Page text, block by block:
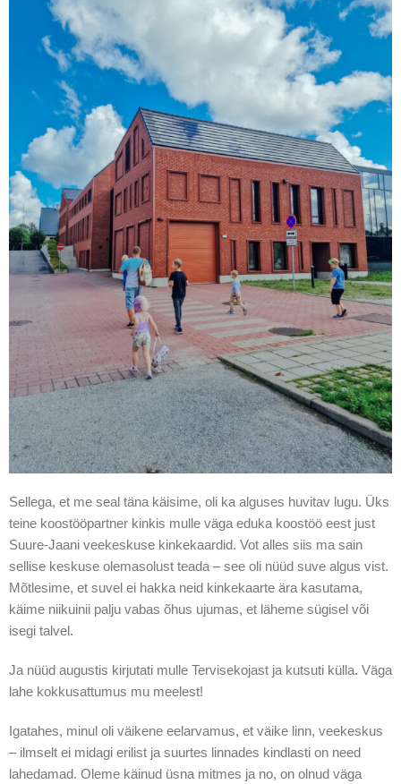
Sellega, et me seal täna käisime, oli ka alguses huvitav lugu. Üks
teine koostööpartner kinkis mulle väga eduka koostöö eest just
Suure-Jaani veekeskuse kinkekaardid. Vot alles siis ma sain
sellise keskuse olemasolust teada – see oli nüüd suve algus vist.
Mõtlesime, et suvel ei hakka neid kinkekaarte ära kasutama,
käime niikuinii palju vabas õhus ujumas, et läheme sügisel või
isegi talvel.
Ja nüüd augustis kirjutati mulle Tervisekojast ja kutsuti külla. Väga
lahe kokkusattumus mu meelest!
Igatahes, minul oli väikene eelarvamus, et väike linn, veekeskus
– ilmselt ei midagi erilist ja suurtes linnades kindlasti on need
lahedamad. Oleme käinud üsna mitmes ja no, on olnud väga